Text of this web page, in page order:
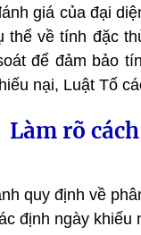
giá của đại
thể về tính đặc
để đảm bảo
nại, Luật Tố
Làm rõ
quy định về
định ngày khiếu